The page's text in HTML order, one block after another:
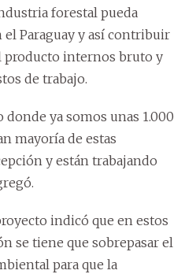
forestal pueda
Paraguay y así contribuir
producto internos bruto y
de trabajo.
donde ya somos unas 1.000
mayoría de estas
y están trabajando
indicó que en estos
se tiene que sobrepasar el
para que la